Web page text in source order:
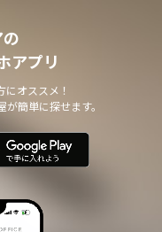
アプリ
オススメ！
簡単に探せます。